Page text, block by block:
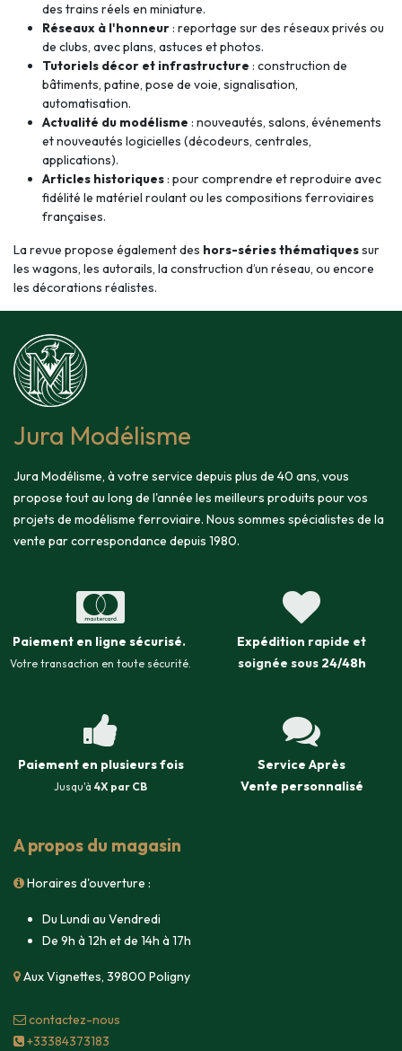
des trains réels en miniature.
Réseaux à l'honneur: reportage sur des réseaux privés ou
de clubs, avec plans, astuces et photos.
Tutoriels décor et infrastructure : construction de
bâtiments, patine, pose de voie, signalisation,
automatisation.
Actualité du modélisme : nouveautés, salons, événements
et nouveautés logicielles (décodeurs, centrales,
applications).
Articles historiques: pour comprendre et reproduire avec
fidélité le matériel roulant ou les compositions ferroviaires
françaises.
La revue propose également des hors-séries thématiquessur
les wagons, les autorails, la construction d’un réseau, ou encore
les décorations réalistes.
Jura Modélisme
Jura Modélisme, à votre service depuis plus de 40 ans, vous
propose tout au long de l'année les meilleurs produits pour vos
projets de modélisme ferroviaire. Nous sommes spécialistes de la
vente par correspondance depuis 1980.
Paiement en ligne sécurisé.
Votre transaction en toute sécurité.
Expédition rapide et
soignée sous 24/48h
Paiement en plusieurs fois
Jusqu'à 4X par CB
Service Après
Vente personnalisé
A propos du magasin
Horaires d'ouverture :
Du Lundi au Vendredi
De 9h à 12h et de 14h à 17h
Aux Vignettes, 39800 Poligny
contacte​z-nous
+33384373183